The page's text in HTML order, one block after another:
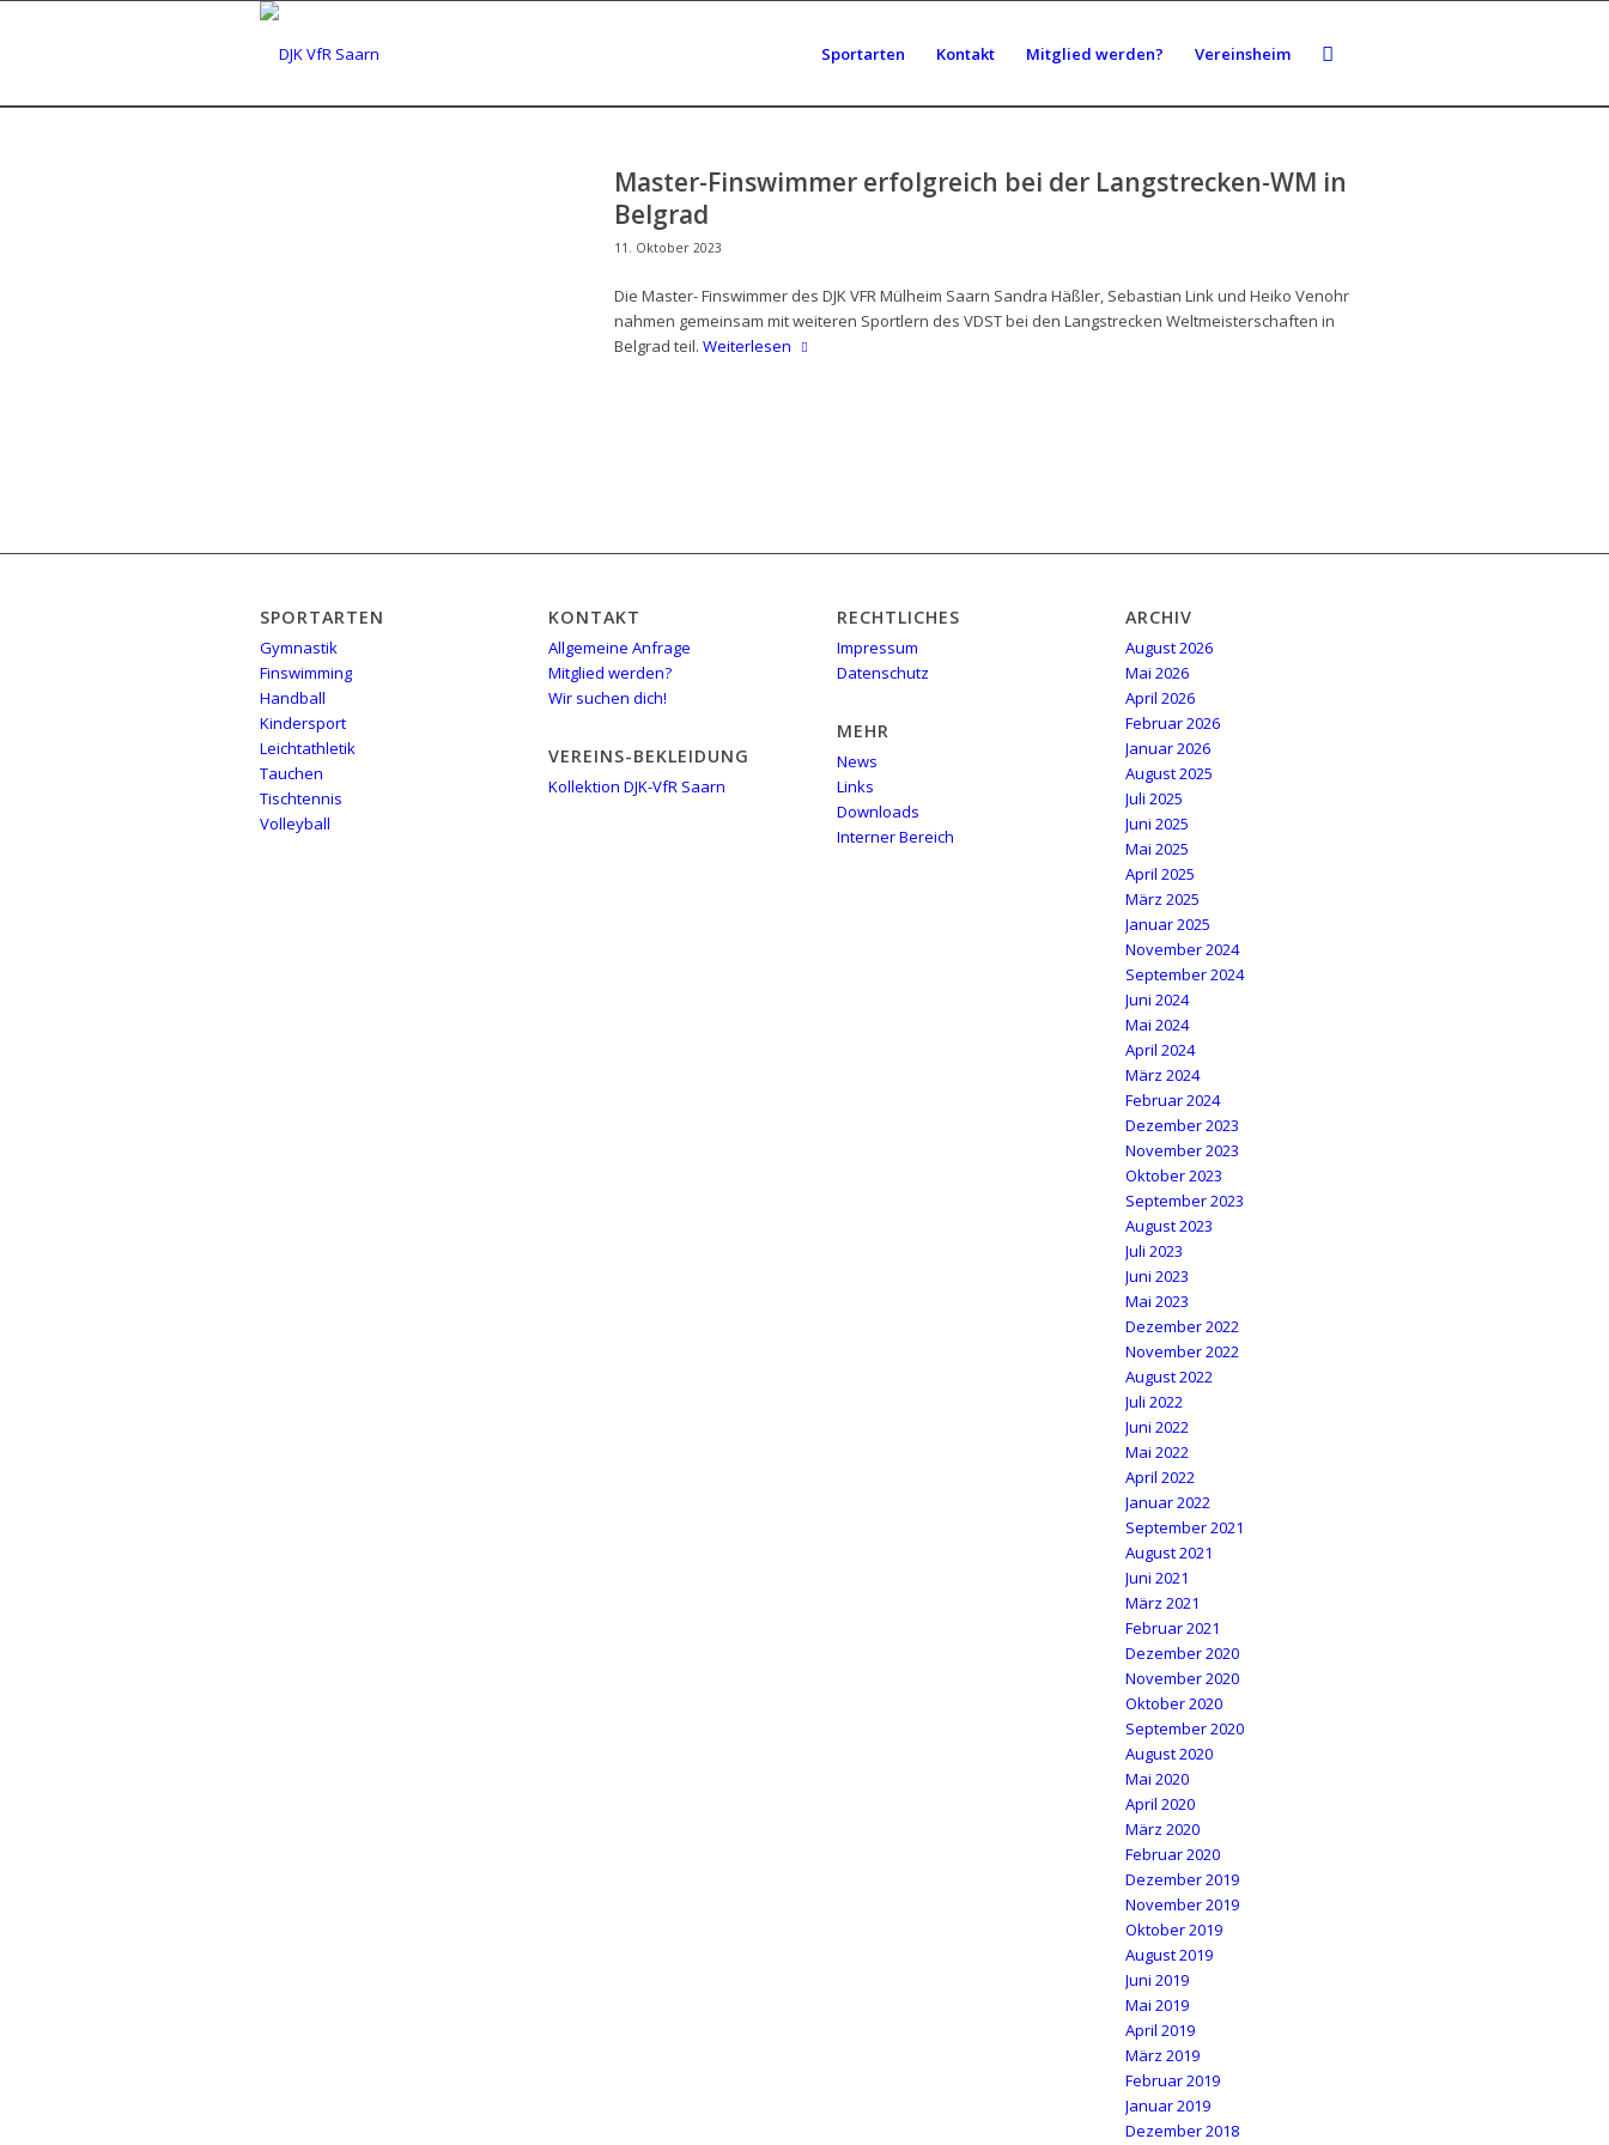
Sportarten Kontakt Mitglied werden? Vereinsheim
Master-Finswimmer erfolgreich bei der Langstrecken-WM in
Belgrad
11. Oktober 2023
Die Master- Finswimmer des DJK VFR Mülheim Saarn Sandra Häßler, Sebastian Link und Heiko Venohr
nahmen gemeinsam mit weiteren Sportlern des VDST bei den Langstrecken Weltmeisterschaften in
Belgrad teil. Weiterlesen
SPORTARTEN
Gymnastik
Finswimming
Handball
Kindersport
Leichtathletik
Tauchen
Tischtennis
Volleyball
KONTAKT
Allgemeine Anfrage
Mitglied werden?
Wir suchen dich!
VEREINS-BEKLEIDUNG
Kollektion DJK-VfR Saarn
RECHTLICHES
Impressum
Datenschutz
MEHR
News
Links
Downloads
Interner Bereich
ARCHIV
August 2026
Mai 2026
April 2026
Februar 2026
Januar 2026
August 2025
Juli 2025
Juni 2025
Mai 2025
April 2025
März 2025
Januar 2025
November 2024
September 2024
Juni 2024
Mai 2024
April 2024
März 2024
Februar 2024
Dezember 2023
November 2023
Oktober 2023
September 2023
August 2023
Juli 2023
Juni 2023
Mai 2023
Dezember 2022
November 2022
August 2022
Juli 2022
Juni 2022
Mai 2022
April 2022
Januar 2022
September 2021
August 2021
Juni 2021
März 2021
Februar 2021
Dezember 2020
November 2020
Oktober 2020
September 2020
August 2020
Mai 2020
April 2020
März 2020
Februar 2020
Dezember 2019
November 2019
Oktober 2019
August 2019
Juni 2019
Mai 2019
April 2019
März 2019
Februar 2019
Januar 2019
Dezember 2018